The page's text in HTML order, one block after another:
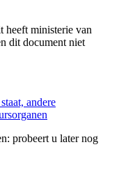
heeft ministerie van
dit document niet
andere
probeert u later nog